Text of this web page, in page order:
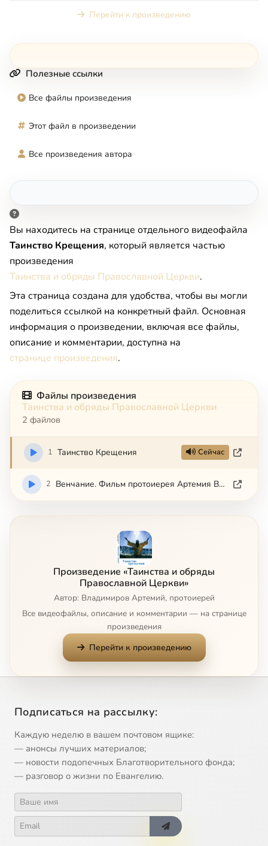
Перейти к произведению
Полезные ссылки
Все файлы произведения
Этот файл в произведении
Все произведения автора
Вы находитесь на странице отдельного видеофайла
Таинство Крещения, который является частью
произведения
Таинства и обряды Православной Церкви.
Эта страница создана для удобства, чтобы вы могли
поделиться ссылкой на конкретный файл. Основная
информация о произведении, включая все файлы,
описание и комментарии, доступна на
странице произведения.
Файлы произведения
Таинства и обряды Православной Церкви
2 файлов
1 Таинство Крещения Сейчас
2 Венчание. Фильм протоиерея Артемия Владимирова
Произведение «Таинства и обряды
Православной Церкви»
Автор: Владимиров Артемий, протоиерей
Все видеофайлы, описание и комментарии — на странице
произведения
Перейти к произведению
Подписаться на рассылку:
Каждую неделю в вашем почтовом ящике:
— анонсы лучших материалов;
— новости подопечных Благотворительного фонда;
— разговор о жизни по Евангелию.